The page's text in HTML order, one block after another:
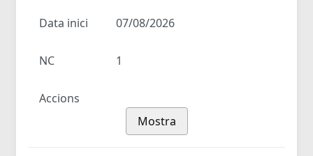
Data inici 07/08/2026
NC 1
Accions
Mostra